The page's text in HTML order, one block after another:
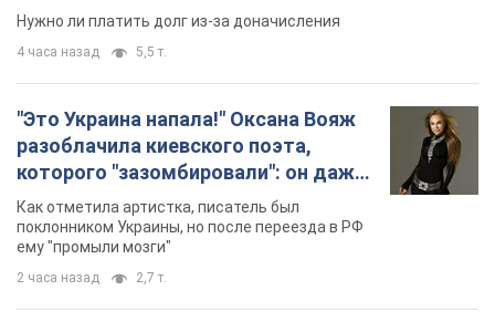
Нужно ли платить долг из-за доначисления
4 часа назад 5,5 т.
"Это Украина напала!" Оксана Вояж
разоблачила киевского поэта,
которого "зазомбировали": он даже
русского не знал, а теперь хочет
геноцида украинцев
Как отметила артистка, писатель был
поклонником Украины, но после переезда в РФ
ему "промыли мозги"
2 часа назад 2,7 т.